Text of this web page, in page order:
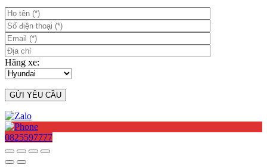
Hãng xe:
0825597777